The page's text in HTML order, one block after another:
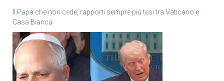
Il Papa che non cede, rapporti sempre più tesi tra Vaticano e
Casa Bianca